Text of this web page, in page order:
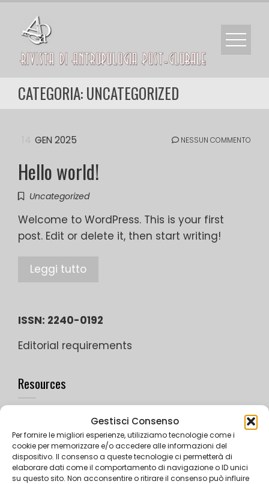
Gestisci Consenso
Per fornire le migliori esperienze, utilizziamo tecnologie come i
cookie per memorizzare e/o accedere alle informazioni del
dispositivo. Il consenso a queste tecnologie ci permetterà di
elaborare dati come il comportamento di navigazione o ID unici
su questo sito. Non acconsentire o ritirare il consenso può influire
content
CATEGORIA:UNCATEGORIZED
GEN 2025 NESSUN COMMENTO
Hello world!
Uncategorized
Welcome to WordPress. This is your first
post. Edit or delete it, then start writing!
Leggi tutto
ISSN: 2240-0192
Editorial requirements
Resources
Videos
Photos